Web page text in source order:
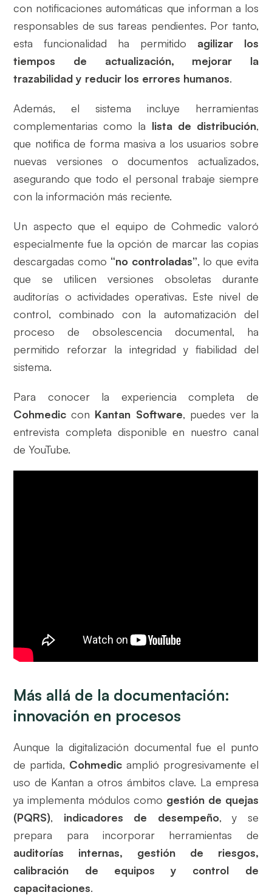
con notificaciones automáticas que informan a los
responsables de sus tareas pendientes. Por tanto,
esta funcionalidad ha permitido agilizar los
tiempos de actualización, mejorar la
trazabilidad y reducir los errores humanos.
Además, el sistema incluye herramientas
complementarias como la lista de distribución,
que notifica de forma masiva a los usuarios sobre
nuevas versiones o documentos actualizados,
asegurando que todo el personal trabaje siempre
con la información más reciente.
Un aspecto que el equipo de Cohmedic valoró
especialmente fue la opción de marcar las copias
descargadas como “no controladas”, lo que evita
que se utilicen versiones obsoletas durante
auditorías o actividades operativas. Este nivel de
control, combinado con la automatización del
proceso de obsolescencia documental, ha
permitido reforzar la integridad y fiabilidad del
sistema.
Para conocer la experiencia completa de
Cohmedic con Kantan Software, puedes ver la
entrevista completa disponible en nuestro canal
de YouTube.
Más allá de la documentación:
innovación en procesos
Aunque la digitalización documental fue el punto
de partida, Cohmedic amplió progresivamente el
uso de Kantan a otros ámbitos clave. La empresa
ya implementa módulos como gestión de quejas
(PQRS), indicadores de desempeño, y se
prepara para incorporar herramientas de
auditorías internas, gestión de riesgos,
calibración de equipos y control de
capacitaciones.